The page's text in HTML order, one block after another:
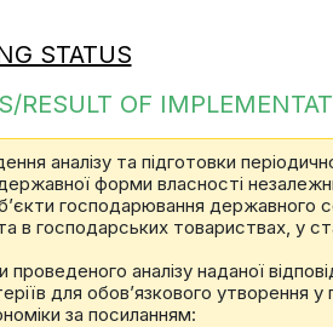
STATUS
RESULT OF
аналізу та підготовки
форми власності
господарювання державного
в господарських товариствах, у
проведеного аналізу наданої
для обов’язкового
за посиланням: